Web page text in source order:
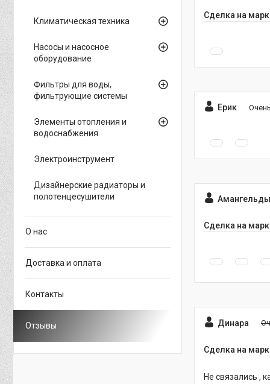
Сделка на
Ерик
Сделка на
Динара
Сделка на
Не связались ,
Климатическая техника
Насосы и насосное
оборудование
Фильтры для воды,
фильтрующие системы
Элементы отопления и
водоснабжения
Электроинструмент
Дизайнерские радиаторы и
полотенцесушители
О нас
Доставка и оплата
Контакты
Отзывы